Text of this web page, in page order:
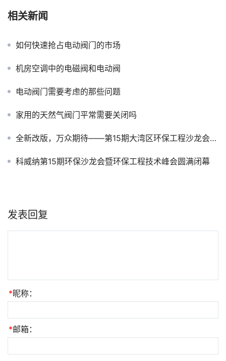
相关新闻
如何快速抢占电动阀门的市场
机房空调中的电磁阀和电动阀
电动阀门需要考虑的那些问题
家用的天然气阀门平常需要关闭吗
全新改版，万众期待——第15期大湾区环保工程沙龙会暨环保产业论坛峰会抢先报名！
科威纳第15期环保沙龙会暨环保工程技术峰会圆满闭幕
发表回复
*昵称：
*邮箱：